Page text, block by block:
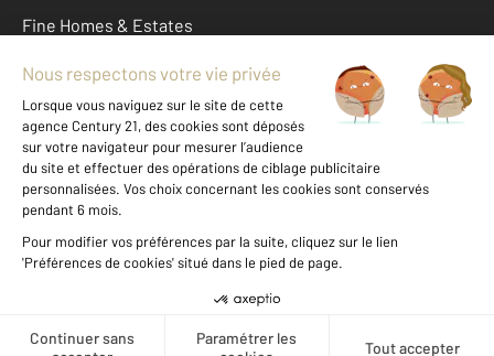
Fine Homes & Estates
À propos
International
Nous contacter
Données personnelles
Gestionnaire des cookies